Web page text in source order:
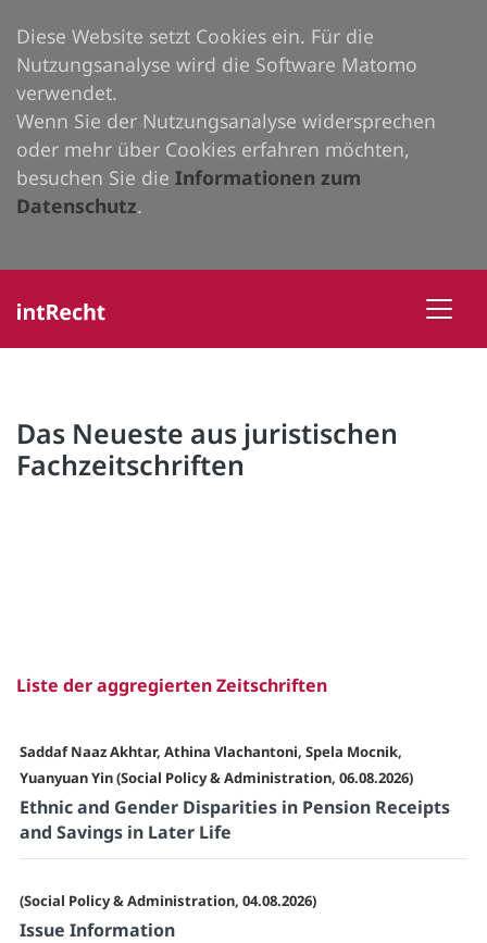
Diese Website setzt Cookies ein. Für die
Nutzungsanalyse wird die Software Matomo
verwendet.
Wenn Sie der Nutzungsanalyse widersprechen
oder mehr über Cookies erfahren möchten,
besuchen Sie die Informationen zum
Datenschutz.
Das Neueste aus juristischen
Fachzeitschriften
Liste der aggregierten Zeitschriften
Saddaf Naaz Akhtar, Athina Vlachantoni, Spela Mocnik,
Yuanyuan Yin (Social Policy & Administration, 06.08.2026)
Ethnic and Gender Disparities in Pension Receipts
and Savings in Later Life
(Social Policy & Administration, 04.08.2026)
Issue Information